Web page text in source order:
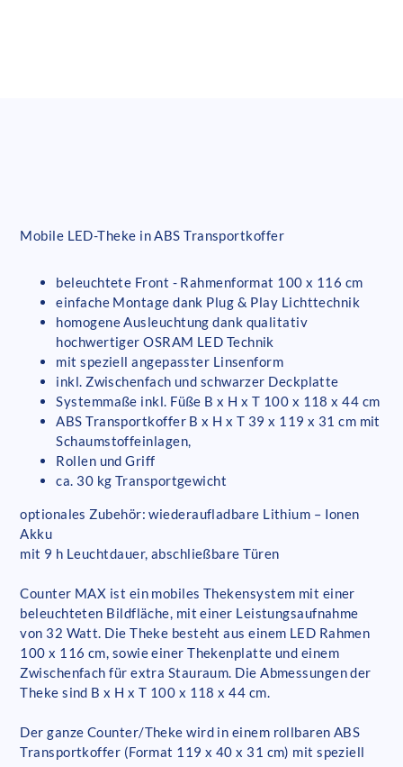
Mobile LED-Theke in ABS Transportkoffer
beleuchtete Front - Rahmenformat 100 x 116 cm
einfache Montage dank Plug & Play Lichttechnik
homogene Ausleuchtung dank qualitativ
hochwertiger OSRAM LED Technik
mit speziell angepasster Linsenform
inkl. Zwischenfach und schwarzer Deckplatte
Systemmaße inkl. Füße B x H x T 100 x 118 x 44 cm
ABS Transportkoffer B x H x T 39 x 119 x 31 cm mit
Schaumstoffeinlagen,
Rollen und Griff
ca. 30 kg Transportgewicht
optionales Zubehör: wiederaufladbare Lithium – Ionen
Akku
mit 9 h Leuchtdauer, abschließbare Türen
Counter MAX ist ein mobiles Thekensystem mit einer
beleuchteten Bildfläche, mit einer Leistungsaufnahme
von 32 Watt. Die Theke besteht aus einem LED Rahmen
100 x 116 cm, sowie einer Thekenplatte und einem
Zwischenfach für extra Stauraum. Die Abmessungen der
Theke sind B x H x T 100 x 118 x 44 cm.
Der ganze Counter/Theke wird in einem rollbaren ABS
Transportkoffer (Format 119 x 40 x 31 cm) mit speziell